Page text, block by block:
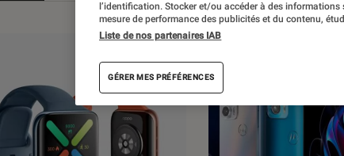
l’identification. Stocker et/ou accéder à des
mesure de performance des publicités et du contenu,
Liste de nos partenaires IAB
GÉRER MES PRÉFÉRENCES